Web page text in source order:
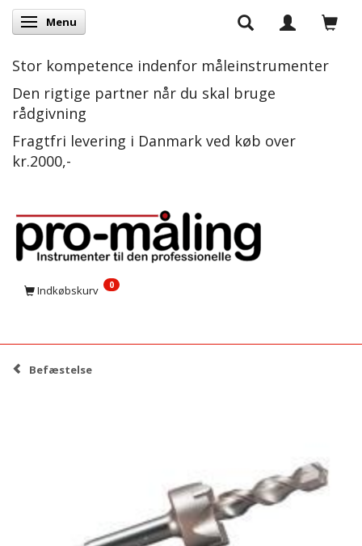
Skifte navigation
Menu
Stor kompetence indenfor måleinstrumenter
Den rigtige partner når du skal bruge
rådgivning
Fragtfri levering i Danmark ved køb over
kr.2000,-
Indkøbskurv 0
Befæstelse